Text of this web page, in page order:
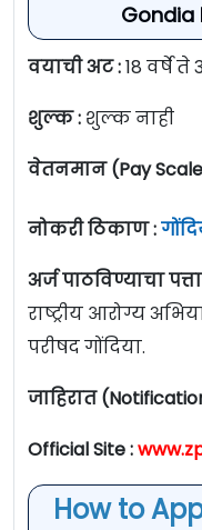
Gondia
वयाची अट :18 वर्षे ते
शुल्क : शुल्क नाही
वेतनमान (Pay
नोकरी ठिकाण :
अर्ज पाठविण्याचा
राष्ट्रीय आरोग्य
परीषद गोंदिया.
जाहिरात
Official Site :
How to